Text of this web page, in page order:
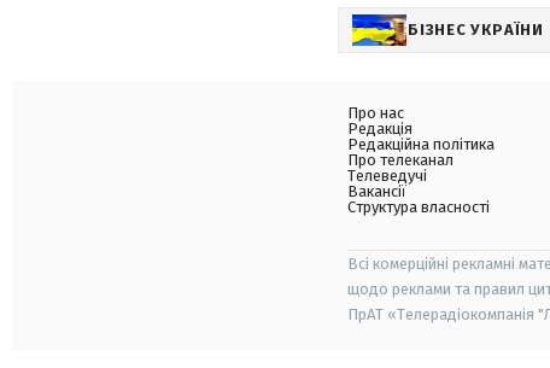
БІЗНЕС УКРАЇНИ
Про нас
Редакція
Редакційна політика
Про телеканал
Телеведучі
Вакансії
Структура власності
Всі комерційні рекламні
щодо реклами та правил
ПрАТ «Телерадіокомпанія